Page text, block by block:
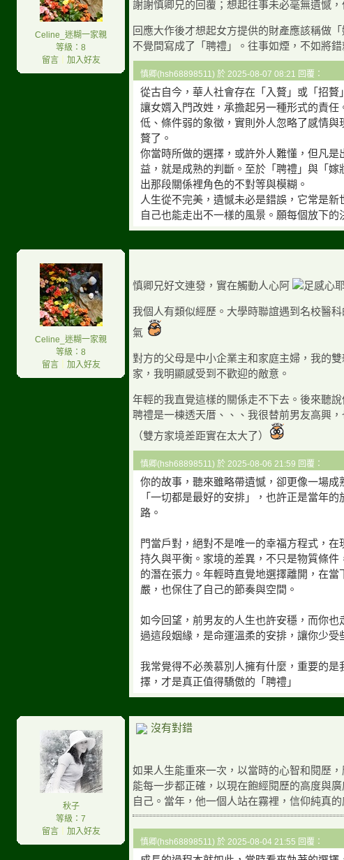
Celine_迷糊一家親
等級：8
留言｜ 加入好友
謝謝慎卿兄的回覆；想起往事未必毫無遺憾
回應大作後才想起女方提供的財產應該稱做
不覺間寫成了「聘禮」。往事如煙，不如將
慎卿(hsh68898511) 於 2025-08-07 08:21 回覆：
從古自今，華人社會存在「入贅」或「招
讓女婿入門改姓，承擔起另一種形式的責
低、條件弱的象徵，實則外人忽略了感情與
贅了。
你當時所做的選擇，或許外人難懂，但凡是
益，就是成熟的判斷。至於「聘禮」與「
出那段關係裡角色的不對等與模糊。
人生從不完美，遺憾未必是錯誤，它常是
自己也能走出不一樣的風景。願每個放下的
Celine_迷糊一家親
等級：8
留言｜ 加入好友
慎卿兄好文連發，實在觸動人心阿
我個人有類似經歷。大學時聯誼遇到名校醫
氣
對方的父母是中小企業主和家庭主婦，我的
家，我明顯感受到不歡迎的敵意。
年輕的我直覺這樣的關係走不下去。後來聽
聘禮是一棟透天厝、、、我很替前男友高興
（雙方家境差距實在太大了）
慎卿(hsh68898511) 於 2025-08-06 21:59 回覆：
你的故事，聽來雖略帶遺憾，卻更像一場成
「一切都是最好的安排」，也許正是當年
路。
門當戶對，絕對不是唯一的幸福方程式，
持久與平衡。家境的差異，不只是物質條件
的潛在張力。年輕時直覺地選擇離開，在
嚴，也保住了自己的節奏與空間。
如今回望，前男友的人生也許安穩，而你
過這段姻緣，是命運溫柔的安排，讓你少受
我常覺得不必羨慕別人擁有什麼，重要的
擇，才是真正值得驕傲的「聘禮」
秋子
等級：7
留言｜ 加入好友
沒有對錯
如果人生能重來一次，以當時的心智和閱歷
能每一步都正確，以現在飽經閱歷的高度與
自己。當年，他一個人站在霧裡，信仰純真
慎卿(hsh68898511) 於 2025-08-04 21:55 回覆：